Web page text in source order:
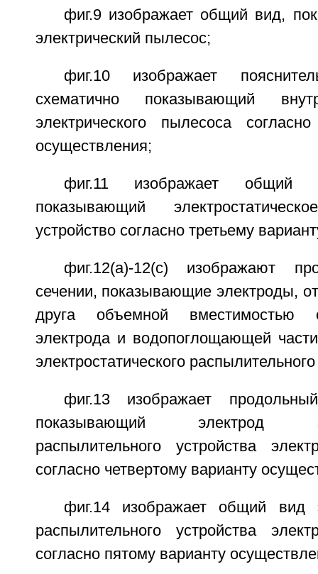
фиг.9 изображает общий вид,
электрический пылесос;
фиг.10 изображает
схематично показывающий
электрического пылесоса
осуществления;
фиг.11 изображает
показывающий
устройство согласно третьему
фиг.12(a)-12(c) изображают
сечении, показывающие электроды,
друга объемной вместимостью
электрода и водопоглощающей
электростатического
фиг.13 изображает
показывающий электрод
распылительного устройства
согласно четвертому варианту
фиг.14 изображает общий вид
распылительного устройства
согласно пятому варианту